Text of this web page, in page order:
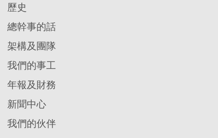
歷史
總幹事的話
架構及團隊
我們的事工
年報及財務
新聞中心
我們的伙伴